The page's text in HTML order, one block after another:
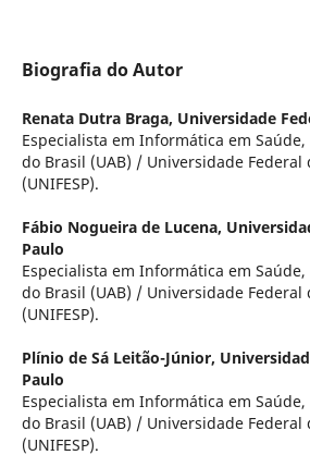
Biografia do Autor
Renata Dutra Braga, Universidade
Especialista em Informática em
do Brasil (UAB) / Universidade Federal
(UNIFESP).
Fábio Nogueira de Lucena,
Paulo
Especialista em Informática em
do Brasil (UAB) / Universidade Federal
(UNIFESP).
Plínio de Sá Leitão-Júnior,
Paulo
Especialista em Informática em
do Brasil (UAB) / Universidade Federal
(UNIFESP).